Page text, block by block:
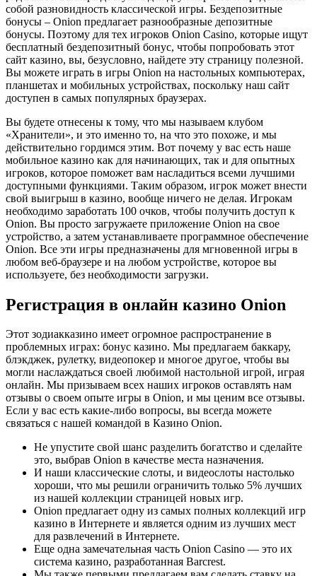
собой разновидность классической игры. Бездепозитные
бонусы – Onion предлагает разнообразные депозитные
бонусы. Поэтому для тех игроков Onion Casino, которые ищут
бесплатный бездепозитный бонус, чтобы попробовать этот
сайт казино, вы, безусловно, найдете эту страницу полезной.
Вы можете играть в игры Onion на настольных компьютерах,
планшетах и мобильных устройствах, поскольку наш сайт
доступен в самых популярных браузерах.
Вы будете отнесены к тому, что мы называем клубом
«Хранители», и это именно то, на что это похоже, и мы
действительно гордимся этим. Вот почему у вас есть наше
мобильное казино как для начинающих, так и для опытных
игроков, которое поможет вам насладиться всеми лучшими
доступными функциями. Таким образом, игрок может внести
свой выигрыш в казино, вообще ничего не делая. Игрокам
необходимо заработать 100 очков, чтобы получить доступ к
Onion. Вы просто загружаете приложение Onion на свое
устройство, а затем устанавливаете программное обеспечение
Onion. Все эти игры предназначены для мгновенной игры в
любом веб-браузере и на любом устройстве, которое вы
используете, без необходимости загрузки.
Регистрация в онлайн казино Onion
Этот зодиакказино имеет огромное распространение в
проблемных играх: бонус казино. Мы предлагаем баккару,
блэкджек, рулетку, видеопокер и многое другое, чтобы вы
могли наслаждаться своей любимой настольной игрой, играя
онлайн. Мы призываем всех наших игроков оставлять нам
отзывы о своем опыте игры в Onion, и мы ценим все отзывы.
Если у вас есть какие-либо вопросы, вы всегда можете
связаться с нашей командой в Казино Onion.
Не упустите свой шанс разделить богатство и сделайте
это, выбрав Onion в качестве места назначения.
И наши классические слоты, и видеослоты настолько
хороши, что мы решили ограничить только 5% лучших
из нашей коллекции страницей новых игр.
Onion предлагает одну из самых полных коллекций игр
казино в Интернете и является одним из лучших мест
для развлечений в Интернете.
Еще одна замечательная часть Onion Casino — это их
система казино, разработанная Barcrest.